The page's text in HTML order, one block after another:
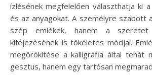
ízlésének megfelelően választhatja ki
és az anyagokat. A személyre szabott
szép emlékek, hanem a
kifejezésének is tökéletes módjai.
megörökítése a kalligráfia által tehát
gesztus, hanem egy tartósan